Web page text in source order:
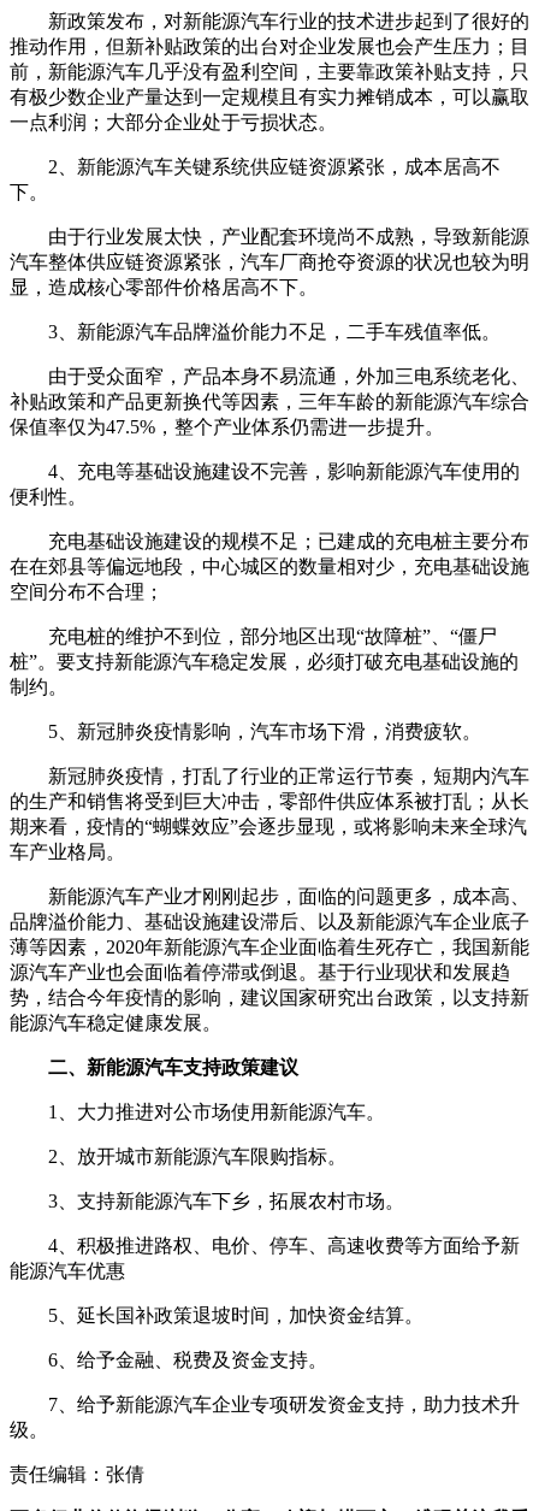
新政策发布，对新能源汽车行业的技术进步起到了很好的
推动作用，但新补贴政策的出台对企业发展也会产生压力；目
前，新能源汽车几乎没有盈利空间，主要靠政策补贴支持，只
有极少数企业产量达到一定规模且有实力摊销成本，可以赢取
一点利润；大部分企业处于亏损状态。
2、新能源汽车关键系统供应链资源紧张，成本居高不
下。
由于行业发展太快，产业配套环境尚不成熟，导致新能源
汽车整体供应链资源紧张，汽车厂商抢夺资源的状况也较为明
显，造成核心零部件价格居高不下。
3、新能源汽车品牌溢价能力不足，二手车残值率低。
由于受众面窄，产品本身不易流通，外加三电系统老化、
补贴政策和产品更新换代等因素，三年车龄的新能源汽车综合
保值率仅为47.5%，整个产业体系仍需进一步提升。
4、充电等基础设施建设不完善，影响新能源汽车使用的
便利性。
充电基础设施建设的规模不足；已建成的充电桩主要分布
在在郊县等偏远地段，中心城区的数量相对少，充电基础设施
空间分布不合理；
充电桩的维护不到位，部分地区出现“故障桩”、“僵尸
桩”。要支持新能源汽车稳定发展，必须打破充电基础设施的
制约。
5、新冠肺炎疫情影响，汽车市场下滑，消费疲软。
新冠肺炎疫情，打乱了行业的正常运行节奏，短期内汽车
的生产和销售将受到巨大冲击，零部件供应体系被打乱；从长
期来看，疫情的“蝴蝶效应”会逐步显现，或将影响未来全球汽
车产业格局。
新能源汽车产业才刚刚起步，面临的问题更多，成本高、
品牌溢价能力、基础设施建设滞后、以及新能源汽车企业底子
薄等因素，2020年新能源汽车企业面临着生死存亡，我国新能
源汽车产业也会面临着停滞或倒退。基于行业现状和发展趋
势，结合今年疫情的影响，建议国家研究出台政策，以支持新
能源汽车稳定健康发展。
二、新能源汽车支持政策建议
1、大力推进对公市场使用新能源汽车。
2、放开城市新能源汽车限购指标。
3、支持新能源汽车下乡，拓展农村市场。
4、积极推进路权、电价、停车、高速收费等方面给予新
能源汽车优惠
5、延长国补政策退坡时间，加快资金结算。
6、给予金融、税费及资金支持。
7、给予新能源汽车企业专项研发资金支持，助力技术升
级。
责任编辑：张倩